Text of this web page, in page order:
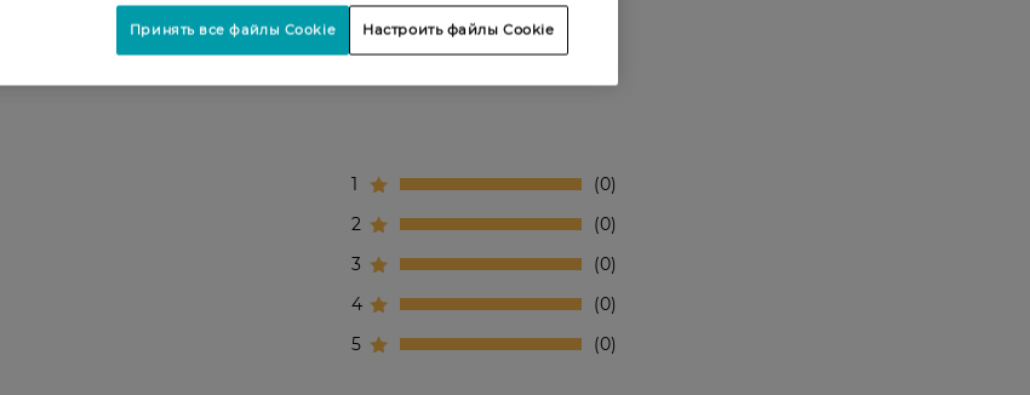
1
0
2
0
3
0
4
0
5
0
Настроить файлы Cookie
Принять все файлы Cookie